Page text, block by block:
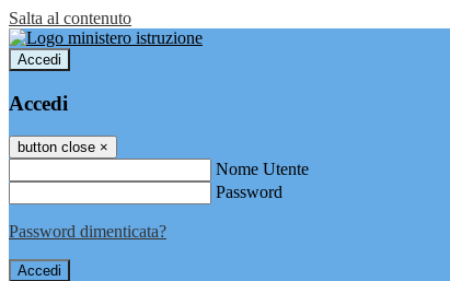
Salta al contenuto
Accedi
Accedi
button close ×
Nome Utente
Password
Password dimenticata?